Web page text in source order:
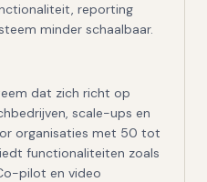
reporting
minder schaalbaar.
dat zich richt op
scale-ups en
organisaties met 50 tot
functionaliteiten zoals
pilot en video